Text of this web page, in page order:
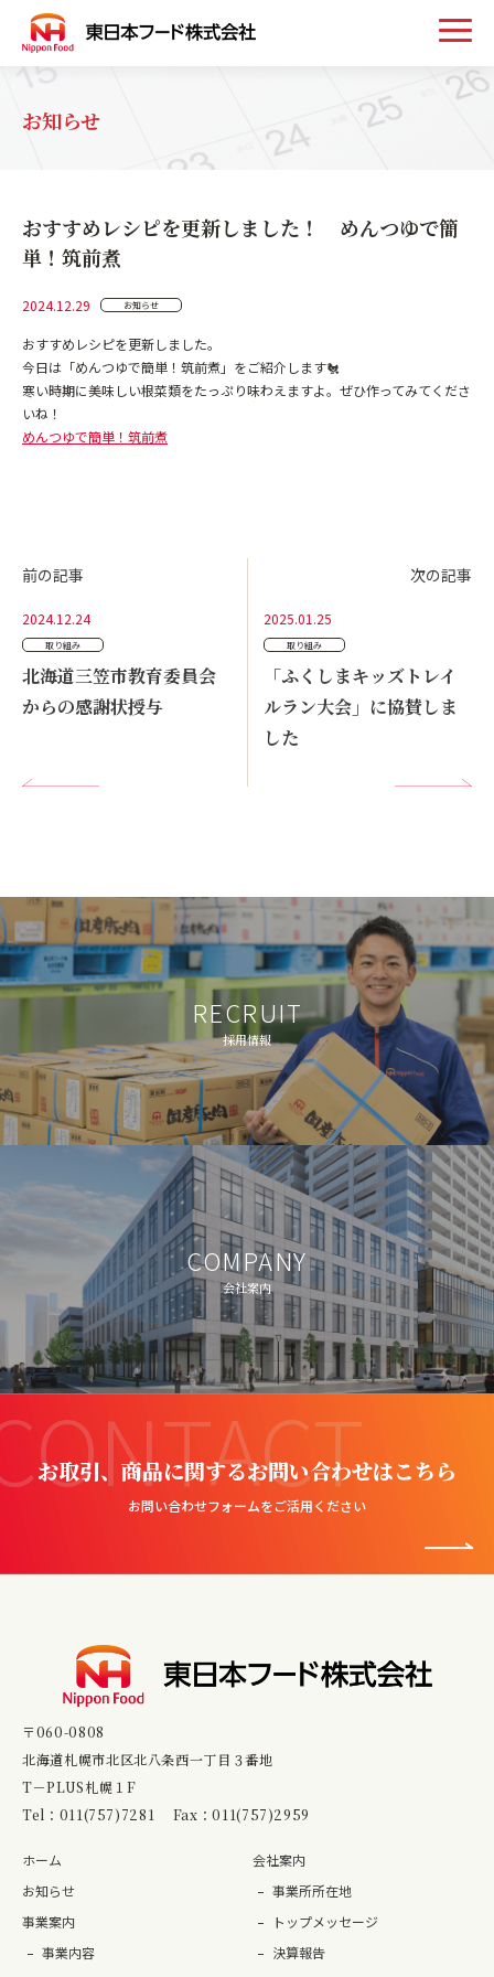
トップ
事業案内
取扱い商品
会社案内
オンラインショップ
お知らせ
おすすめレシピを更新しました！ めんつゆで簡
単！筑前煮
2024.12.29 お知らせ
おすすめレシピを更新しました。
今日は「めんつゆで簡単！筑前煮」をご紹介します🐔
寒い時期に美味しい根菜類をたっぷり味わえますよ。ぜひ作ってみてくださ
いね！
めんつゆで簡単！筑前煮
前の記事
2024.12.24
取り組み
北海道三笠市教育委員会
からの感謝状授与
次の記事
2025.01.25
取り組み
「ふくしまキッズトレイ
ルラン大会」に協賛しま
した
RECRUIT
採用情報
COMPANY
会社案内
お取引、商品に関するお問い合わせはこちら
お問い合わせフォームをご活用ください
〒060-0808
北海道札幌市北区北八条西一丁目３番地
T－PLUS札幌１F
Tel： 011(757)7281 Fax：011(757)2959
ホーム
お知らせ
事業案内
事業内容
会社案内
事業所所在地
トップメッセージ
決算報告